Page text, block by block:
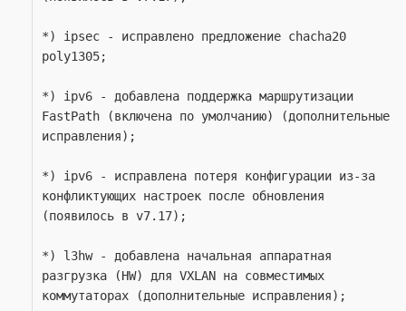
*) ipsec - исправлено предложение chacha20
poly1305;
*) ipv6 - добавлена поддержка маршрутизации
FastPath (включена по умолчанию) (дополнительные
исправления);
*) ipv6 - исправлена потеря конфигурации из-за
конфликтующих настроек после обновления
(появилось в v7.17);
*) l3hw - добавлена начальная аппаратная
разгрузка (HW) для VXLAN на совместимых
коммутаторах (дополнительные исправления);